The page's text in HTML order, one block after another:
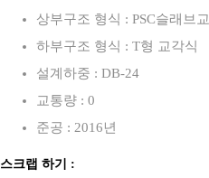
상부구조 형식 : PSC슬래브교
하부구조 형식 : T형 교각식
설계하중 : DB-24
교통량 : 0
준공 : 2016년
스크랩 하기 :